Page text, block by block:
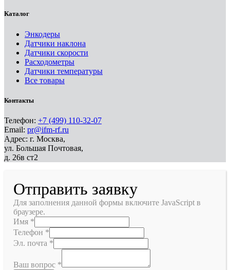
Каталог
Энкодеры
Датчики наклона
Датчики скорости
Расходометры
Датчики температуры
Все товары
Контакты
Телефон: +7 (499) 110-32-07
Email: pr@ifm-rf.ru
Адрес: г. Москва,
ул. Большая Почтовая,
д. 26в ст2
Отправить заявку
Для заполнения данной формы включите JavaScript в
браузере.
Имя *
Телефон *
Эл. почта *
Ваш вопрос *